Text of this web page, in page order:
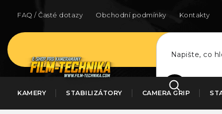
FAQ / Časté dotazy Obchodní podmínky Kontakty
HLEDAT
KAMERY STABILIZÁTORY CAMERA GRIP